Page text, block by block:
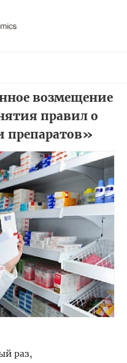
возмещение
правил о
препаратов»
раз,